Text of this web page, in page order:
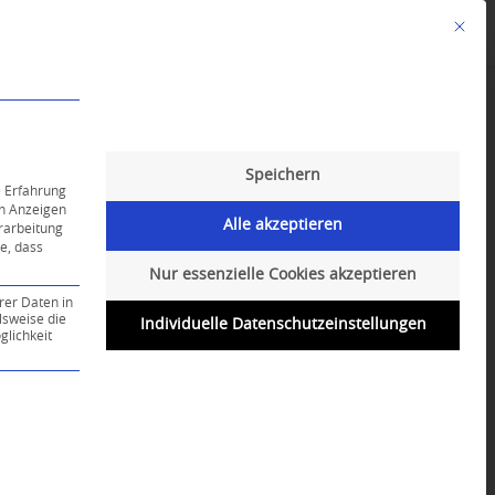
Mit
Erfahrung
Anzeigen
dass
Daten in
die
ist essenziell und kann nicht abgewählt
Speichern
Alle akzeptieren
Nur essenzielle Cookies akzeptieren
Individuelle Datenschutzeinstellungen